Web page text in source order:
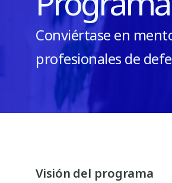
Conviértase en
profesionales de
Visión del programa